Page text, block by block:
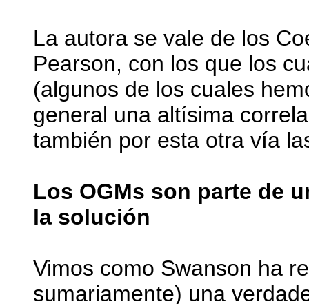
La autora se vale de los
Pearson, con los que los
(algunos de los cuales
general una altísima
también por esta otra vía
Los OGMs son parte de
la solución
Vimos como Swanson ha
sumariamente) una